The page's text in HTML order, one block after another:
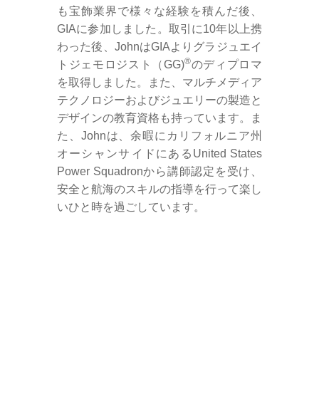
も宝飾業界で様々な経験を積んだ後、
GIAに参加しました。取引に10年以上携
わった後、JohnはGIAよりグラジュエイ
トジェモロジスト（GG)®のディプロマ
を取得しました。また、マルチメディア
テクノロジーおよびジュエリーの製造と
デザインの教育資格も持っています。ま
た、Johnは、余暇にカリフォルニア州
オーシャンサ​​イドにあるUnited States
Power Squadronから講師認定を受け、
安全と航海のスキルの指導を行って楽し
いひと時を過ごしています。